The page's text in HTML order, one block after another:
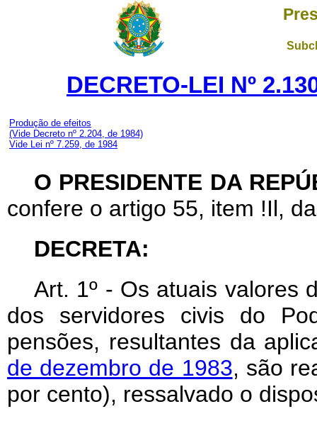
DECRETO-LEI Nº
Produção de efeitos
(Vide Decreto nº 2.204, de 1984)
Vide Lei nº 7.259, de 1984
O PRESIDENTE DA
confere o artigo 55, item !Il,
DECRETA:
Art. 1º - Os atuais valores
dos servidores civis do
pensões, resultantes da
de dezembro de 1983, são
por cento), ressalvado o